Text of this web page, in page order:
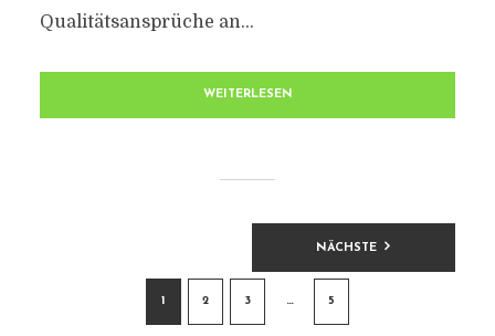
Qualitätsansprüche an...
WEITERLESEN
BEITRAGSNAVIGATION
1 2 3 … 5
NÄCHSTE